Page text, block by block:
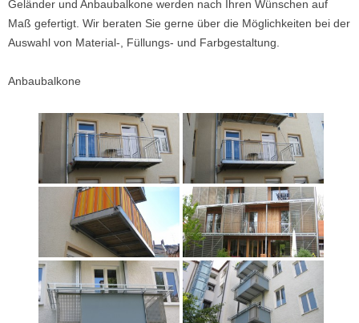
Geländer und Anbaubalkone werden nach Ihren Wünschen auf
Maß gefertigt. Wir beraten Sie gerne über die Möglichkeiten bei der
Auswahl von Material-, Füllungs- und Farbgestaltung.
Anbaubalkone